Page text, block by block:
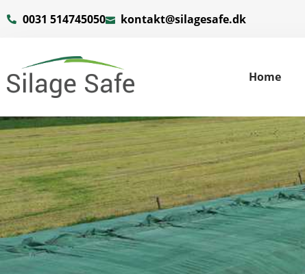
0031 514745050 kontakt@silagesafe.dk
Home